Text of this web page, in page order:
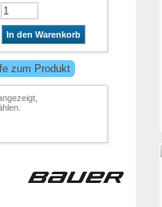
In den Warenkorb
zum Produkt